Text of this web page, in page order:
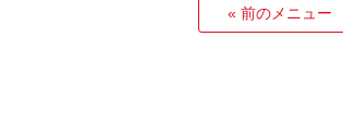
« 前のメニュー